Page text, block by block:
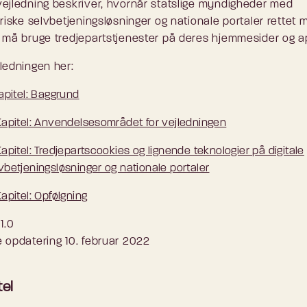
beskriver, hvornår statslige myndigheder med
selvbetjeningsløsninger og nationale portaler rettet
må bruge tredjepartstjenester på deres hjemmesider og
her:
Baggrund
Anvendelsesområdet for vejledningen
Tredjepartscookies og lignende teknologier på digitale
og nationale portaler
Opfølgning
opdatering 10. februar 2022